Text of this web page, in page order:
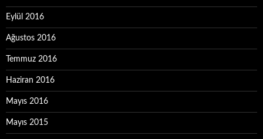
Eylül 2016
Ağustos 2016
Temmuz 2016
Haziran 2016
Mayıs 2016
Mayıs 2015